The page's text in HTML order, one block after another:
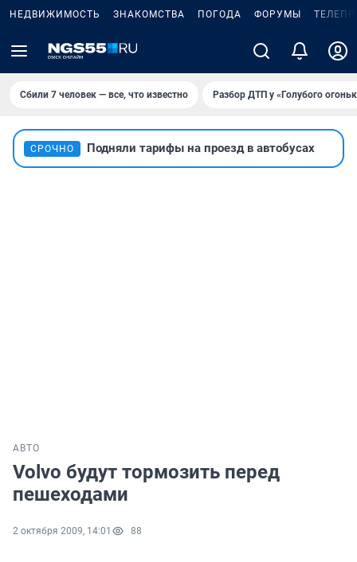
НЕДВИЖИМОСТЬ ЗНАКОМСТВА ПОГОДА ФОРУМЫ
Сбили 7 человек — все, что известно Разбор ДТП у «Голубого
СРОЧНО Подняли тарифы на проезд в автобусах
АВТО
Volvo будут тормозить перед
пешеходами
2 октября 2009, 14:01 88